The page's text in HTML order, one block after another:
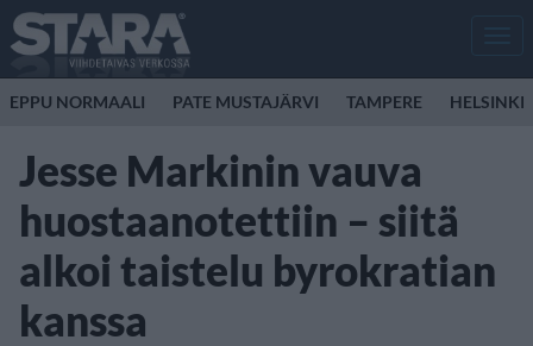
EPPU NORMAALI PATE MUSTAJÄRVI TAMPERE
Jesse Markinin vauva
huostaanotettiin – siitä
alkoi taistelu byrokratian
kanssa